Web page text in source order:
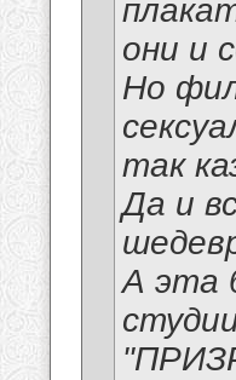
они и
Но
так
Да и
А эта